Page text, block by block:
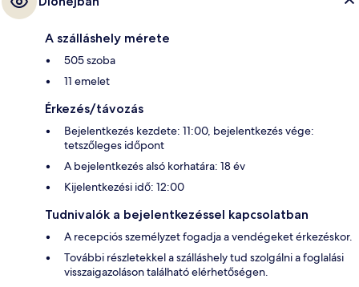
A szálláshely mérete
505 szoba
11 emelet
Érkezés/távozás
Bejelentkezés kezdete: 11:00, bejelentkezés vége:
tetszőleges időpont
A bejelentkezés alsó korhatára: 18 év
Kijelentkezési idő: 12:00
Tudnivalók a bejelentkezéssel kapcsolatban
A recepciós személyzet fogadja a vendégeket érkezéskor.
További részletekkel a szálláshely tud szolgálni a foglalási
visszaigazoláson található elérhetőségen.